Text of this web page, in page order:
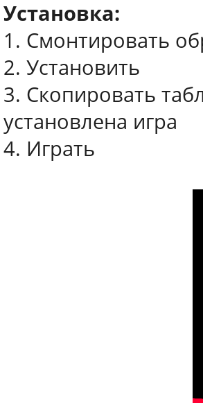
Установка:
1. Смонтировать
2. Установить
3. Скопировать
установлена игра
4. Играть